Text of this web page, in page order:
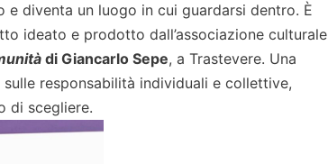
e diventa un luogo in cui guardarsi dentro. È
ideato e prodotto dall’associazione culturale
di Giancarlo Sepe, a Trastevere. Una
responsabilità individuali e collettive,
di scegliere.